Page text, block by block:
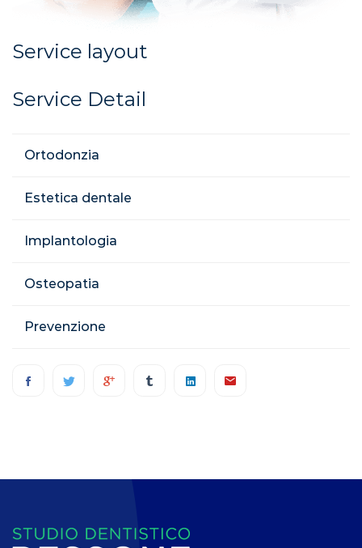
Service layout
Service Detail
Ortodonzia
Estetica dentale
Implantologia
Osteopatia
Prevenzione